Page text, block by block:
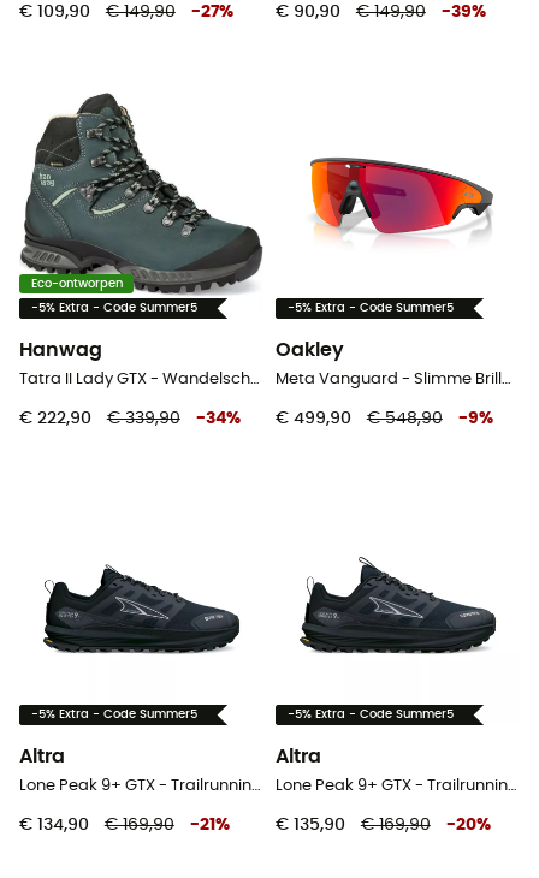
€ 109,90 € 149,90 -27% € 90,90 € 149,90 -39%
Eco-ontworpen
-5% Extra - Code Summer5
Hanwag
Tatra II Lady GTX - Wandelschoenen Dames
€ 222,90 € 339,90 -34%
-5% Extra - Code Summer5
Oakley
Meta Vanguard - Slimme Brillen
€ 499,90 € 548,90 -9%
-5% Extra - Code Summer5
Altra
Lone Peak 9+ GTX - Trailrunningschoenen - Heren
€ 134,90 € 169,90 -21 %
-5% Extra - Code Summer5
Altra
Lone Peak 9+ GTX - Trailrunningschoenen - Dames
€ 135,90 € 169,90 -20%